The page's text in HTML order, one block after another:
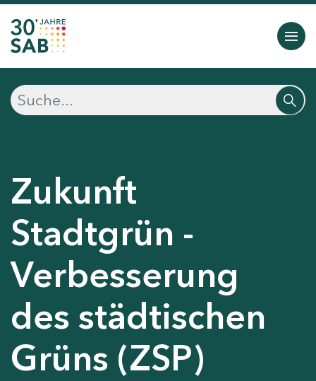
Zukunft
Stadtgrün -
Verbesserung
des städtischen
Grüns (ZSP)